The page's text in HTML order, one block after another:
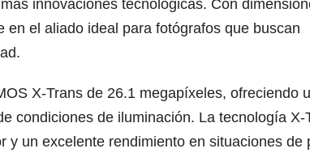
innovaciones tecnológicas. Con
el aliado ideal para fotógrafos que buscan
X-Trans de 26.1 megapíxeles, ofreciendo
condiciones de iluminación. La tecnología X-
un excelente rendimiento en situaciones de